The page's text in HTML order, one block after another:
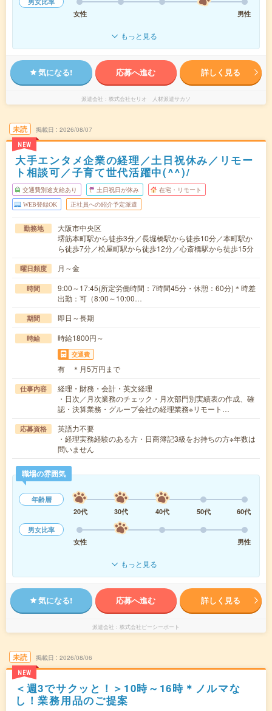
女性
男性
もっと見る
気になる! 応募へ進む 詳しく見る
派遣会社 株式会社セリオ 人材派遣サカソ
未読
NEW
掲載日 2026/08/07
大手エンタメ企業の経理／土日祝休み／リモー
ト相談可／子育て世代活躍中(^^)/
交通費別途支給あり 土日祝日が休み 在宅・リモート
WEB登録OK 正社員への紹介予定派遣
勤務地
大阪市中央区
堺筋本町駅から徒歩3分／長堀橋駅から徒歩10分／本町駅か
ら徒歩7分／松屋町駅から徒歩12分／心斎橋駅から徒歩15分
曜日頻度 月～金
時間
9:00～17:45(所定労働時間：7時間45分・休憩：60分)＊時差
出勤：可（8:00～10:00…
期間 即日～長期
時給 時給1800円～
交通費
有 ＊月5万円まで
仕事内容
経理・財務・会計・英文経理
・日次／月次業務のチェック・月次部門別実績表の作成、確
認・決算業務・グループ会社の経理業務※リモート…
応募資格
英語力不要
・経理実務経験のある方・日商簿記3級をお持ちの方※年数は
問いません
職場の雰囲気
年齢層
20代
30代 40代 50代
60代
男女比率
女性
男性
もっと見る
気になる! 応募へ進む 詳しく見る
派遣会社 株式会社ピーシーポート
未読
NEW
掲載日 2026/08/06
＜週3でサクッと！＞10時～16時＊ノルマな
し！業務用品のご提案